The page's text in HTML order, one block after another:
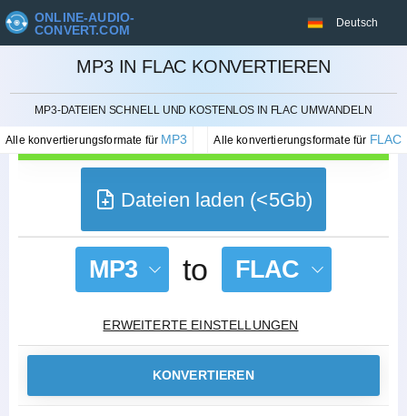
ONLINE-AUDIO-
CONVERT.COM
Deutsch
MP3 IN FLAC KONVERTIEREN
MP3-DATEIEN SCHNELL UND KOSTENLOS IN FLAC UMWANDELN
Alle konvertierungsformate für MP3 Alle konvertierungsformate für FLAC
STORNIEREN
Dateien laden (<5Gb)
MP3 to FLAC
ERWEITERTE EINSTELLUNGEN
KONVERTIEREN